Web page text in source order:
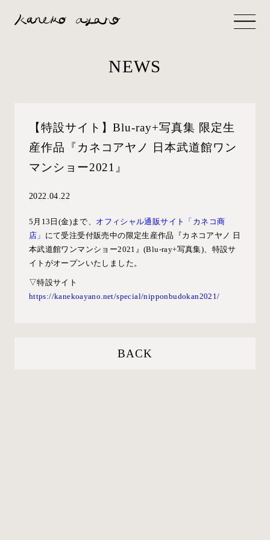
NEWS
【特設サイト】Blu-ray+写真集 限定生
産作品『カネコアヤノ 日本武道館ワン
マンショー2021』
2022.04.22
5月13日(金)まで、 オフィシャル通販サイト「カネコ商
店」 にて受注受付販売中の限定生産作品『カネコアヤノ 日
本武道館ワンマンショー2021』(Blu-ray+写真集)、特設サ
イトがオープンいたしました。
▽特設サイト
https://kanekoayano.net/special/nipponbudokan2021/
BACK